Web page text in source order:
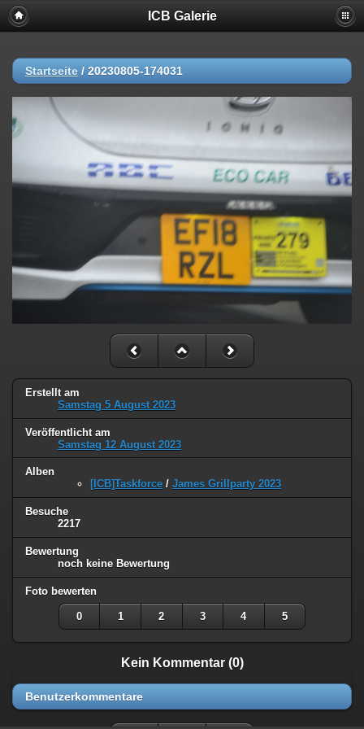
ICB Galerie
Startseite / 20230805-174031
Erstellt am
Samstag 5 August 2023
Veröffentlicht am
Samstag 12 August 2023
Alben
[ICB]Taskforce / James Grillparty 2023
Besuche
2217
Bewertung
noch keine Bewertung
Foto bewerten
0 1 2 3 4 5
Kein Kommentar (0)
Benutzerkommentare